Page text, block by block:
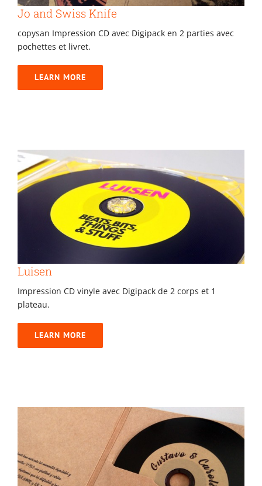
Jo and Swiss Knife
copysan Impression CD avec Digipack en 2 parties avec
pochettes et livret.
LEARN MORE
Luisen
Impression CD vinyle avec Digipack de 2 corps et 1
plateau.
LEARN MORE